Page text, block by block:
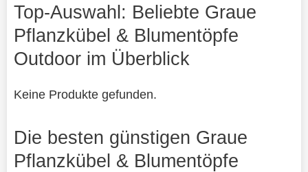
Top-Auswahl: Beliebte Graue
Pflanzkübel & Blumentöpfe
Outdoor im Überblick
Keine Produkte gefunden.
Die besten günstigen Graue
Pflanzkübel & Blumentöpfe